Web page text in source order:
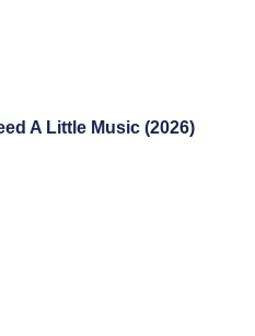
A Little Music (2026)